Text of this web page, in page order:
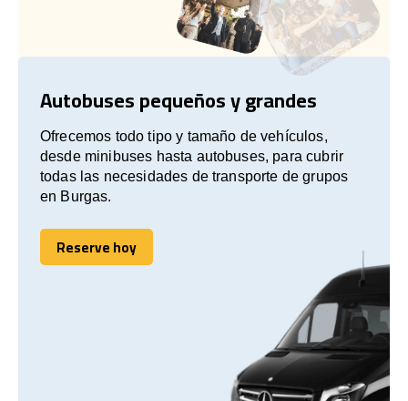
Autobuses pequeños y grandes
Ofrecemos todo tipo y tamaño de vehículos,
desde minibuses hasta autobuses, para cubrir
todas las necesidades de transporte de grupos
en Burgas.
Reserve hoy
Reserve hoy